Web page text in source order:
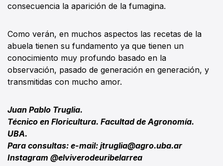
consecuencia la aparición de la fumagina.
Como verán, en muchos aspectos las recetas de la
abuela tienen su fundamento ya que tienen un
conocimiento muy profundo basado en la
observación, pasado de generación en generación, y
transmitidas con mucho amor.
Juan Pablo Truglia.
Técnico en Floricultura. Facultad de Agronomía.
UBA.
Para consultas: e-mail: jtruglia@agro.uba.ar
Instagram @elviverodeuribelarrea